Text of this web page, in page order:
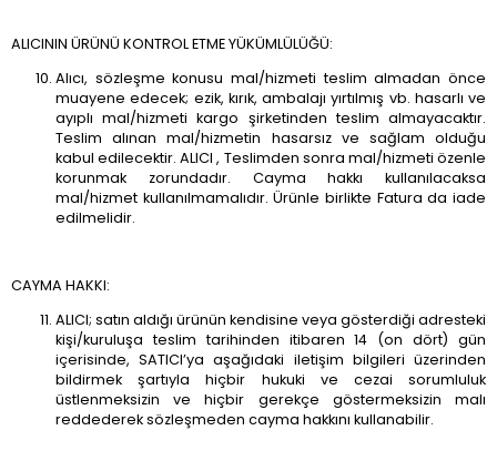
ALICININ ÜRÜNÜ KONTROL ETME YÜKÜMLÜLÜĞÜ:
Alıcı, sözleşme konusu mal/hizmeti teslim almadan önce
muayene edecek; ezik, kırık, ambalajı yırtılmış vb. hasarlı ve
ayıplı mal/hizmeti kargo şirketinden teslim almayacaktır.
Teslim alınan mal/hizmetin hasarsız ve sağlam olduğu
kabul edilecektir. ALICI , Teslimden sonra mal/hizmeti özenle
korunmak zorundadır. Cayma hakkı kullanılacaksa
mal/hizmet kullanılmamalıdır. Ürünle birlikte Fatura da iade
edilmelidir.
CAYMA HAKKI:
ALICI; satın aldığı ürünün kendisine veya gösterdiği adresteki
kişi/kuruluşa teslim tarihinden itibaren 14 (on dört) gün
içerisinde, SATICI’ya aşağıdaki iletişim bilgileri üzerinden
bildirmek şartıyla hiçbir hukuki ve cezai sorumluluk
üstlenmeksizin ve hiçbir gerekçe göstermeksizin malı
reddederek sözleşmeden cayma hakkını kullanabilir.